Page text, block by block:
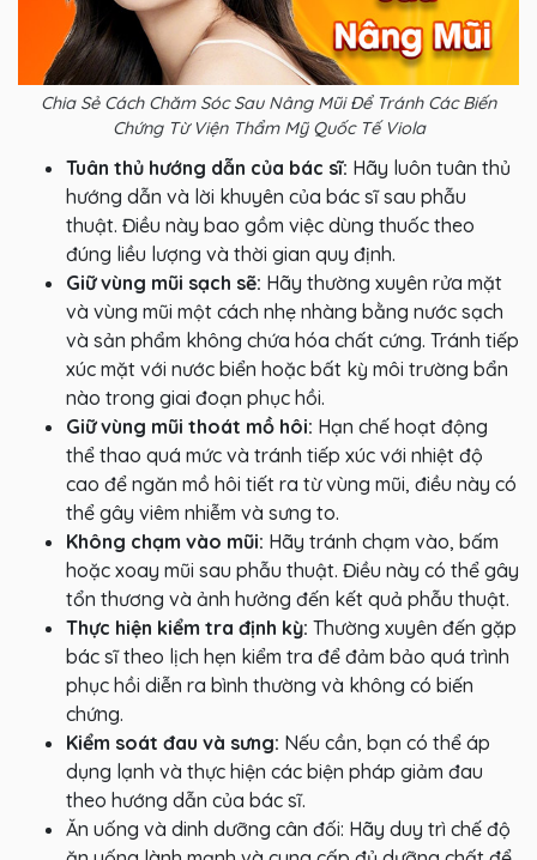
Chia Sẻ Cách Chăm Sóc Sau Nâng Mũi Để Tránh Các Biến
Chứng Từ Viện Thẩm Mỹ Quốc Tế Viola
Tuân thủ hướng dẫn của bác sĩ: Hãy luôn tuân thủ
hướng dẫn và lời khuyên của bác sĩ sau phẫu
thuật. Điều này bao gồm việc dùng thuốc theo
đúng liều lượng và thời gian quy định.
Giữ vùng mũi sạch sẽ: Hãy thường xuyên rửa mặt
và vùng mũi một cách nhẹ nhàng bằng nước sạch
và sản phẩm không chứa hóa chất cứng. Tránh tiếp
xúc mặt với nước biển hoặc bất kỳ môi trường bẩn
nào trong giai đoạn phục hồi.
Giữ vùng mũi thoát mồ hôi: Hạn chế hoạt động
thể thao quá mức và tránh tiếp xúc với nhiệt độ
cao để ngăn mồ hôi tiết ra từ vùng mũi, điều này có
thể gây viêm nhiễm và sưng to.
Không chạm vào mũi: Hãy tránh chạm vào, bấm
hoặc xoay mũi sau phẫu thuật. Điều này có thể gây
tổn thương và ảnh hưởng đến kết quả phẫu thuật.
Thực hiện kiểm tra định kỳ: Thường xuyên đến gặp
bác sĩ theo lịch hẹn kiểm tra để đảm bảo quá trình
phục hồi diễn ra bình thường và không có biến
chứng.
Kiểm soát đau và sưng: Nếu cần, bạn có thể áp
dụng lạnh và thực hiện các biện pháp giảm đau
theo hướng dẫn của bác sĩ.
Ăn uống và dinh dưỡng cân đối: Hãy duy trì chế độ